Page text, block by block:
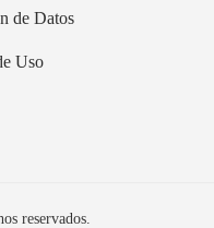
de Datos
Uso
reservados.